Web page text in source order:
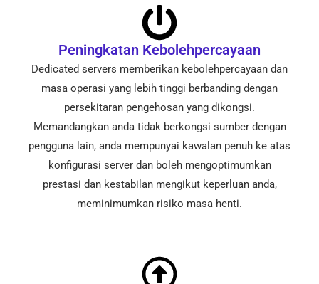
Peningkatan Kebolehpercayaan
Dedicated servers memberikan kebolehpercayaan dan
masa operasi yang lebih tinggi berbanding dengan
persekitaran pengehosan yang dikongsi.
Memandangkan anda tidak berkongsi sumber dengan
pengguna lain, anda mempunyai kawalan penuh ke atas
konfigurasi server dan boleh mengoptimumkan
prestasi dan kestabilan mengikut keperluan anda,
meminimumkan risiko masa henti.